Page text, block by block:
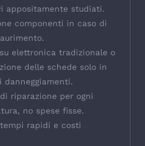
appositamente studiati.
componenti in caso di
elettronica tradizionale o
delle schede solo in
danneggiamenti.
riparazione per ogni
no spese fisse.
rapidi e costi